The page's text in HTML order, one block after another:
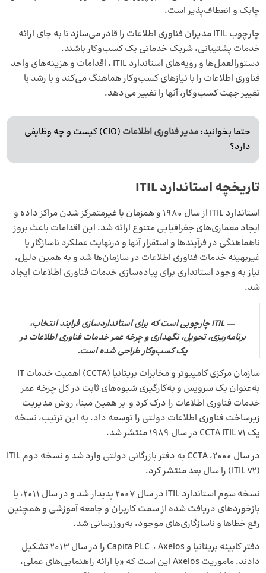
چابک و انعطاف‌پذیر است.
چارچوب ITIL مدیران فناوری اطلاعات را قادر می‌سازد تا به جای ارائه
خدمات پشتیبانی، شریک خدماتی یک کسب‌وکار باشند.
دستورالعمل‌ها و رویه‌های استاندارد ITIL ، اقدامات و هزینه‌های واحد
فناوری اطلاعات را با نیازهای کسب‌وکار هماهنگ می‌کند و با رشد یا
تغییر جهت کسب‌وکار، آنها را تغییر می‌دهد.
حتما بخوانید:مدیر فناوری اطلاعات
(CIO) کیست و چه وظایفی
دارد؟
تاریخچه استاندارد ITIL
استاندارد ITIL از سال 1980 و همزمان با غیرمتمرکز شدن مراکز داده و
ایجاد معماری‌های جغرافیایی متنوع ارائه شد. این اقدامات باعث بروز
ناهماهنگی در فرآیندها و استقرار آنها و درنهایت عملکرد ناسازگار یا
غیربهینه خدمات فناوری اطلاعات در سازمان‌ها شد و به همین دلیل،
نیاز به وجود استانداری برای پیاده‌سازی خدمات فناوری اطلاعات ایجاد
شد.
ITIL چارچوبی است که برای استانداردسازی فرایند انتخاب،
برنامه‌ریزی، تحویل، نگهداری و چرخه عمر خدمات فناوری اطلاعات در
یک کسب‌وکار طراحی شده است.
سازمان مرکزی کامپیوتر و مخابرات بریتانیا (CCTA) اهمیت خدمات IT
به‌عنوان یک سرویس و به‌کارگیری شیوه‌های ثابت در کل چرخه عمر
خدمات فناوری اطلاعات را درک کرد و بر همین مبنا، روش مدیریت
زیرساخت فناوری اطلاعات دولتی را توسعه داد. به این ترتیب، نسخه
یک CCTA ITIL v1 در سال 1989 منتشر شد.
در سال 2000، CCTA به دفتر بازرگانی دولتی وارد شد و نسخه دوم ITIL
(ITIL v2) را سال بعد منتشر کرد.
نسخه سوم استاندارد ITIL در سال 2007 پدیدار شد و در سال 2011، با
بازخوردهای دریافت شده از سمت کاربران و جامعه آموزشی و همچنین
رفع خطاها و ناسازگاری‌های موجود، به‌روزرسانی شد.
دفتر کابینه بریتانیا و Capita PLC ، Axelos را در سال 2013 تشکیل
دادند. ماموریت Axelos این است که «با ارائه راهنمایی‌های عملی،